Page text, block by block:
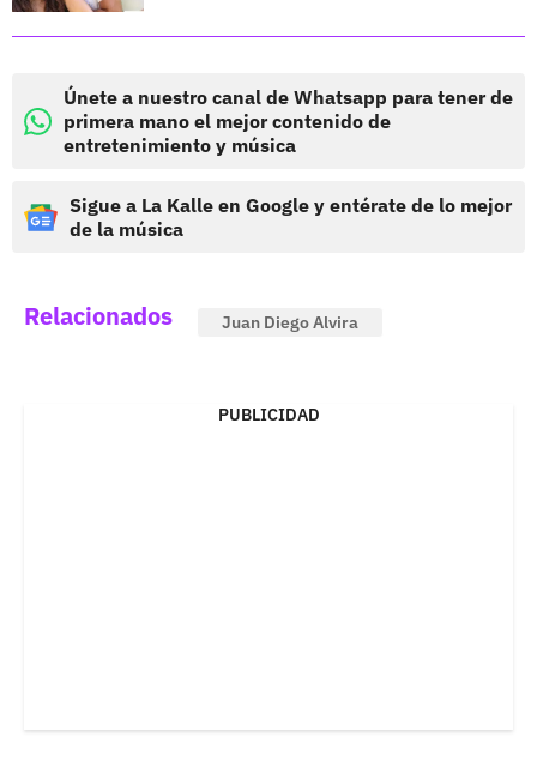
Únete a nuestro canal de Whatsapp para tener de
primera mano el mejor contenido de
entretenimiento y música
Sigue a La Kalle en Google y entérate de lo mejor
de la música
Relacionados Juan Diego Alvira
PUBLICIDAD